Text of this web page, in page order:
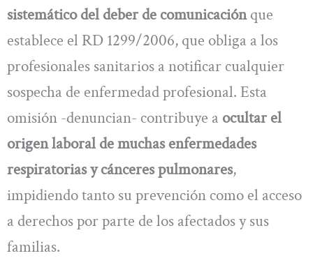
sistemático del deber de comunicaciónque
establece el RD 1299/2006, que obliga a los
profesionales sanitarios a notificar cualquier
sospecha de enfermedad profesional. Esta
omisión -denuncian- contribuye a ocultar el
origen laboral de muchas enfermedades
respiratorias y cánceres pulmonares,
impidiendo tanto su prevención como el acceso
a derechos por parte de los afectados y sus
familias.